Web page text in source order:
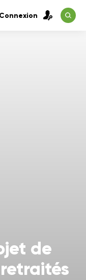
Connexion
de